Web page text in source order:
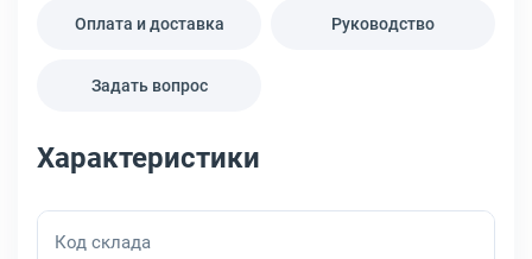
Оплата и доставка Руководство
Задать вопрос
Характеристики
Код склада